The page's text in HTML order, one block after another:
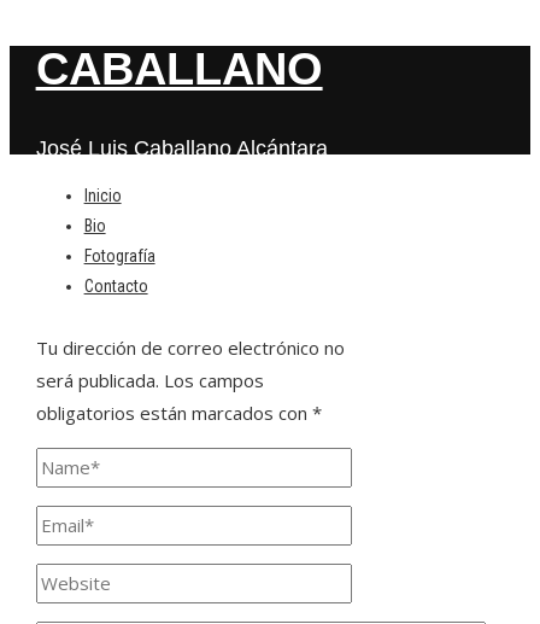
CABALLANO
José Luis Caballano Alcántara
Inicio
Bio
Fotografía
Contacto
Deja una respuesta
Tu dirección de correo electrónico no
será publicada. Los campos
obligatorios están marcados con *